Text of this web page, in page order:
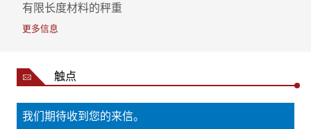
有限长度材料的秤重
更多信息
触点
我们期待收到您的来信。